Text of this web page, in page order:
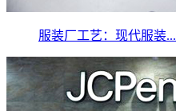
服装厂工艺：现代服装...